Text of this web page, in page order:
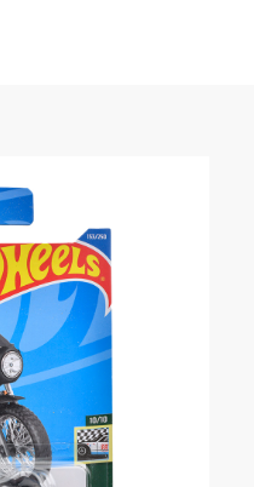
ャープライス